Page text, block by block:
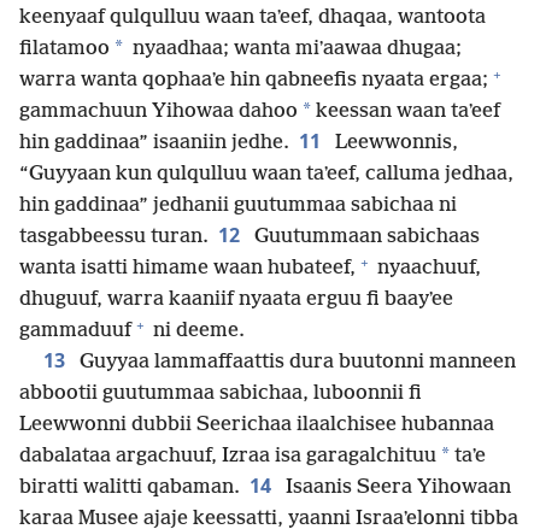
keenyaaf qulqulluu waan taʼeef, dhaqaa, wantoota
filatamoo * nyaadhaa; wanta miʼaawaa dhugaa;
warra wanta qophaaʼe hin qabneefis nyaata ergaa; +
gammachuun Yihowaa dahoo * keessan waan taʼeef
hin gaddinaa” isaaniin jedhe. 11
Leewwonnis,
“Guyyaan kun qulqulluu waan taʼeef, calluma jedhaa,
hin gaddinaa” jedhanii guutummaa sabichaa ni
tasgabbeessu turan. 12
Guutummaan sabichaas
wanta isatti himame waan hubateef, + nyaachuuf,
dhuguuf, warra kaaniif nyaata erguu fi baayʼee
gammaduuf + ni deeme.
13
Guyyaa lammaffaattis dura buutonni manneen
abbootii guutummaa sabichaa, luboonnii fi
Leewwonni dubbii Seerichaa ilaalchisee hubannaa
dabalataa argachuuf, Izraa isa garagalchituu * taʼe
biratti walitti qabaman. 14
Isaanis Seera Yihowaan
karaa Musee ajaje keessatti, yaanni Israaʼelonni tibba